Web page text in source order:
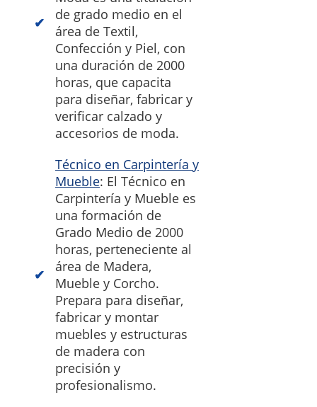
de grado medio en el
área de Textil,
Confección y Piel, con
una duración de 2000
horas, que capacita
para diseñar, fabricar y
verificar calzado y
accesorios de moda.
Técnico en Carpintería y
Mueble: El Técnico en
Carpintería y Mueble es
una formación de
Grado Medio de 2000
horas, perteneciente al
área de Madera,
Mueble y Corcho.
Prepara para diseñar,
fabricar y montar
muebles y estructuras
de madera con
precisión y
profesionalismo.